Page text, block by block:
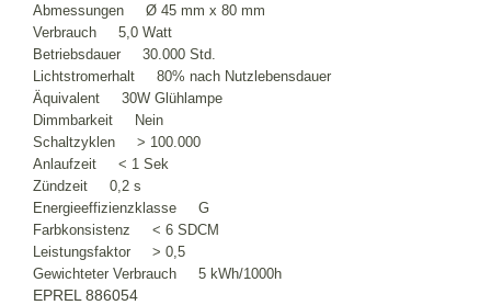
Abmessungen Ø 45 mm x 80 mm
Verbrauch 5,0 Watt
Betriebsdauer 30.000 Std.
Lichtstromerhalt 80% nach Nutzlebensdauer
Äquivalent 30W Glühlampe
Dimmbarkeit Nein
Schaltzyklen > 100.000
Anlaufzeit < 1 Sek
Zündzeit 0,2 s
Energieeffizienzklasse G
Farbkonsistenz < 6 SDCM
Leistungsfaktor > 0,5
Gewichteter Verbrauch 5 kWh/1000h
EPREL 886054